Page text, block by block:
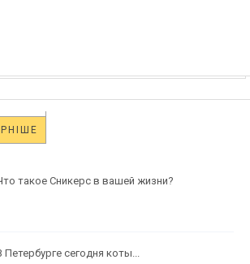
такое Сникерс в вашей жизни?
Петербурге сегодня коты...